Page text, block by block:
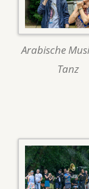
Arabische
Tanz